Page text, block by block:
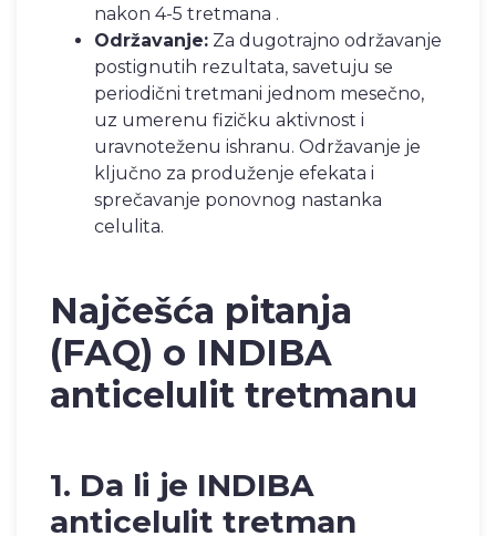
nakon 4-5 tretmana .
Održavanje: Za dugotrajno održavanje
postignutih rezultata, savetuju se
periodični tretmani jednom mesečno,
uz umerenu fizičku aktivnost i
uravnoteženu ishranu. Održavanje je
ključno za produženje efekata i
sprečavanje ponovnog nastanka
celulita.
Najčešća pitanja
(FAQ) o INDIBA
anticelulit tretmanu
1. Da li je INDIBA
anticelulit tretman